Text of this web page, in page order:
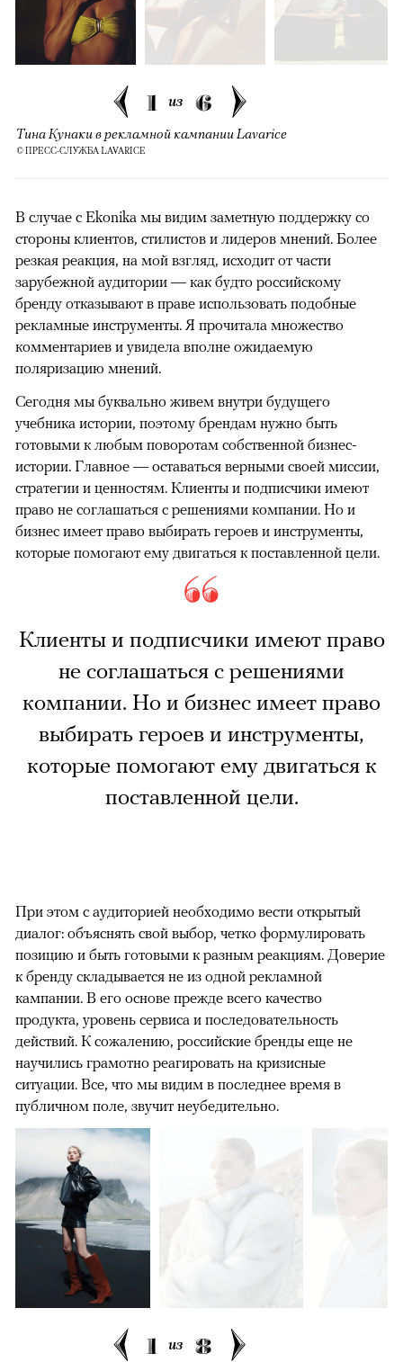
1 из 6
Тина Кунаки в рекламной кампании Lavarice
© ПРЕСС-СЛУЖБА LAVARICE
В случае с Ekonika мы видим заметную поддержку со
стороны клиентов, стилистов и лидеров мнений. Более
резкая реакция, на мой взгляд, исходит от части
зарубежной аудитории — как будто российскому
бренду отказывают в праве использовать подобные
рекламные инструменты. Я прочитала множество
комментариев и увидела вполне ожидаемую
поляризацию мнений.
Сегодня мы буквально живем внутри будущего
учебника истории, поэтому брендам нужно быть
готовыми к любым поворотам собственной бизнес-
истории. Главное — оставаться верными своей миссии,
стратегии и ценностям. Клиенты и подписчики имеют
право не соглашаться с решениями компании. Но и
бизнес имеет право выбирать героев и инструменты,
которые помогают ему двигаться к поставленной цели.
Клиенты и подписчики имеют право
не соглашаться с решениями
компании. Но и бизнес имеет право
выбирать героев и инструменты,
которые помогают ему двигаться к
поставленной цели.
При этом с аудиторией необходимо вести открытый
диалог: объяснять свой выбор, четко формулировать
позицию и быть готовыми к разным реакциям. Доверие
к бренду складывается не из одной рекламной
кампании. В его основе прежде всего качество
продукта, уровень сервиса и последовательность
действий. К сожалению, российские бренды еще не
научились грамотно реагировать на кризисные
ситуации. Все, что мы видим в последнее время в
публичном поле, звучит неубедительно.
1 из 8